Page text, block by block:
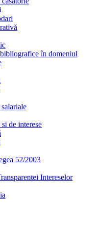
în domeniul
de interese
52/2003
Intereselor